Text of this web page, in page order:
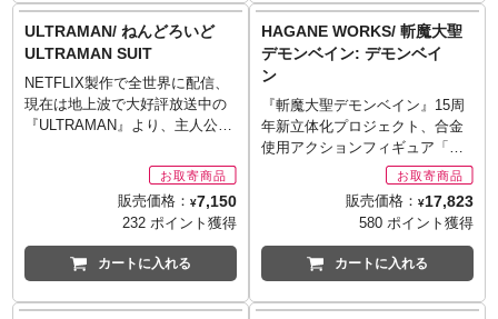
ざいます。
部分には内部に金属ワイヤーが
入っているため、自由に曲げて
表情付けが可能です。アニメ劇
中で見られた様々なヒロイック
なポージングが再現可能！
※お取り寄せ商品はご注文後出
※メーカー在庫品切れの場合、
商品をご用意出来ない場合もご
のビームガン、ランドクーガー
用のブラスターガン、ランドラ
イガー用のブラスターガン、そ
してビッグモス用のビームラン
チャーなどの武器も付属し、さ
まざまなディスプレイで楽しめ
ます。
荷までに1週間前後必要となりま
※メーカー在庫品切れの場合、
商品をご用意出来ない場合もご
ざいます。
ャスト製のフレームの採用によ
り42ヶ所の可動ポイントを実現
した、頭頂部までの高さ約
24.5cmのノンスケール可動フィ
ギュアです。素材にはABS、
PVC、POM、亜鉛合金、そして
得意とするウェザリング表現を
含む精密な塗装を施すことによ
り、ハイディテールな造形を際
立たせております。「ロボ道
ガリアン（ケルヴィン・サウ
アレンジ版）」はプレイアビリ
クを搭載。「機甲兵 ガリアン」
画・製作のロボットアニメ、
「J9シリーズ」3部作の第1作
『銀河旋風ブライガー』からブ
ライガー！「ブライサンダー」
「ブライスター」「ブライガ
ー」への差し替え無しの3段変形
（ブライシンクロン）、完全変
形を実現。 劇中での印象的な変
形シークエンスを踏襲しつつ、
オリジナル構造で再現。シリー
ズ特有の強力かつ可動域の広い
ラチェット関節によるアクショ
ン性能と変形機構を両立。抜群
ム、表情豊かなポージングを楽
ULTRAMAN/ ねんどろいど
ULTRAMAN SUIT
NETFLIX製作で全世界に配信、
現在は地上波で大好評放送中の
『ULTRAMAN』より、主人公・
「ULTRAMAN SUIT」がねんど
ろいどで登場。フル可動仕様に
よる圧倒的な可動域を実現し
様々なポージングが可能で、劇
中でのアクロバティックなポー
ズも再現可能です。本体の緻密
塗装を施し、メカとしての重厚
販売価格： ¥7,150
232 ポイント獲得
カートに入れる
HAGANE WORKS/ 斬魔大聖
デモンベイン: デモンベイ
ン
『斬魔大聖デモンベイン』15周
年新立体化プロジェクト、合金
使用アクションフィギュア「ハ
ガネワークス」。商品サイズは
全高約18センチ（角・たてがみ
部含まず）彩色済み完成品。メ
カニックデザインを手がけたNiθ
氏による新たな描き下ろし設定
により、初再現となる脚部シー
販売価格： ¥17,823
580 ポイント獲得
カートに入れる